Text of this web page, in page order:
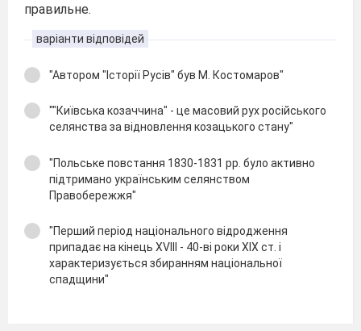
правильне.
варіанти відповідей
"Автором "Історії Русів" був М. Костомаров"
""Київська козаччина" - це масовий рух російського
селянства за відновлення козацького стану"
"Польське повстання 1830-1831 рр. було активно
підтримано українським селянством
Правобережжя"
"Перший період національного відродження
припадає на кінець XVIII - 40-ві роки XIX ст. і
характеризується збиранням національної
спадщини"